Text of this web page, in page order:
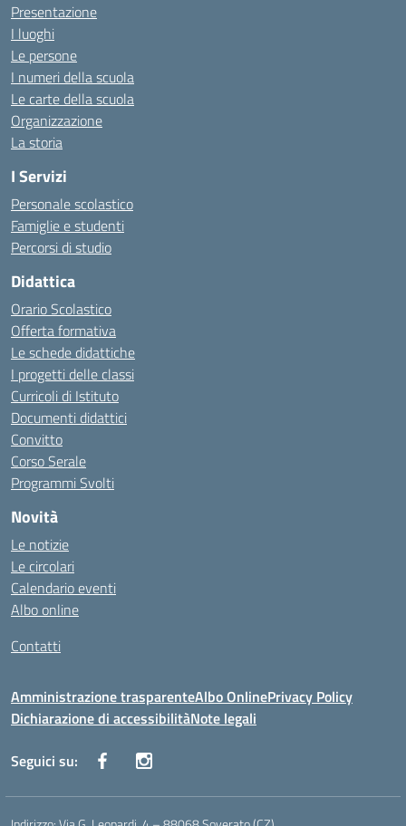
Presentazione
I luoghi
Le persone
I numeri della scuola
Le carte della scuola
Organizzazione
La storia
I Servizi
Personale scolastico
Famiglie e studenti
Percorsi di studio
Didattica
Orario Scolastico
Offerta formativa
Le schede didattiche
I progetti delle classi
Curricoli di Istituto
Documenti didattici
Convitto
Corso Serale
Programmi Svolti
Novità
Le notizie
Le circolari
Calendario eventi
Albo online
Contatti
Amministrazione trasparenteAlbo OnlinePrivacy Policy
Dichiarazione di accessibilitàNote legali
Seguici su: